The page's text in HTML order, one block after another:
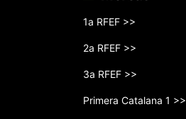
1a RFEF >>
2a RFEF >>
3a RFEF >>
Primera Catalana 1 >>